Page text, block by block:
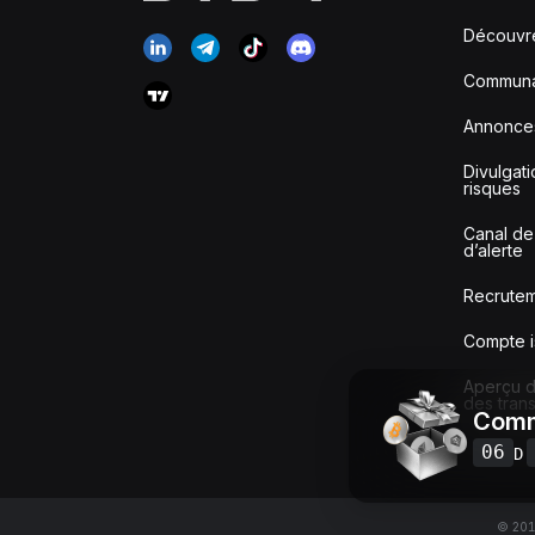
risques
Canal
d’alerte
Compte
Aperçu
des
©
06 D